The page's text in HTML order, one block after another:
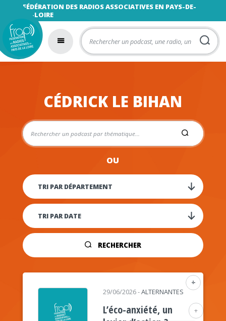
FÉDÉRATION DES RADIOS ASSOCIATIVES EN PAYS-DE-
LA-LOIRE
CÉDRICK LE BIHAN
OU
RECHERCHER
+
+
29/06/2026-ALTERNANTES
L’éco-anxiété, un